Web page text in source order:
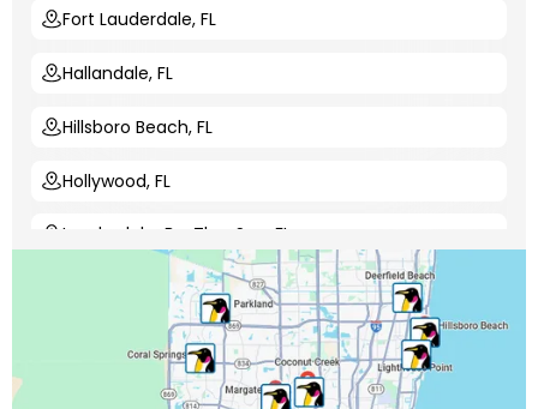
Fort Lauderdale, FL
Hallandale, FL
Hillsboro Beach, FL
Hollywood, FL
Lauderdale-By-The-Sea, FL
Lauderdale Lakes, FL
Lauderhill, FL
Lighthouse Point, FL